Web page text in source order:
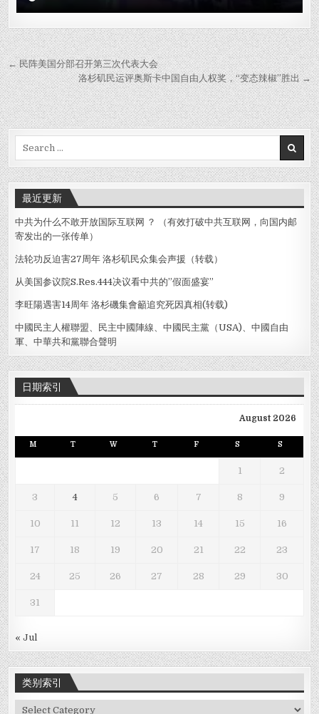
Post
navigation
← 民阵美国分部召开第三次代表大会
洛杉矶民运评奥斯卡中国自由人权奖，“变态辣椒”胜出 →
最近更新
中共为什么不敢开放国际互联网 ？ （有效打破中共互联网，向国内邮
寄发出的一张传单）
法轮功反迫害27周年 洛杉矶民众集会声援（转载）
从美国参议院S.Res.444决议看中共的”假面盛宴”
李旺陽遇害14周年 洛杉磯集會籲追究死因真相(转载)
中國民主人權聯盟、民主中國陣線、中國民主黨（USA)、中國自由
軍、中華共和黨聯合聲明
日期索引
August 2026
M T W T F S S
1 2
3 4 5 6 7 8 9
10 11 12 13 14 15 16
17 18 19 20 21 22 23
24 25 26 27 28 29 30
31
« Jul
类别索引
类